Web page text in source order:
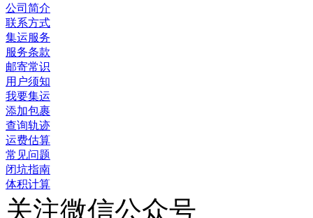
公司简介
联系方式
集运服务
服务条款
邮寄常识
用户须知
我要集运
添加包裹
查询轨迹
运费估算
常见问题
闭坑指南
体积计算
关注微信公众号